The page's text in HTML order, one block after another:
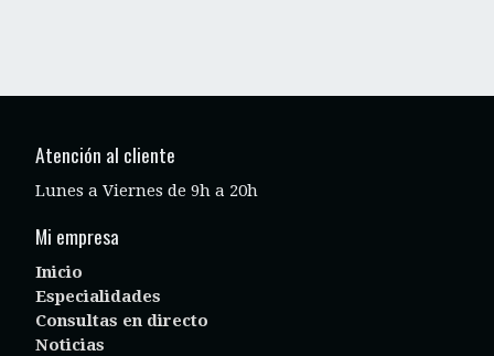
Atención al cliente
Lunes a Viernes de 9h a 20h
Mi empresa
Inicio
Especialidades
Consultas en directo
Noticias